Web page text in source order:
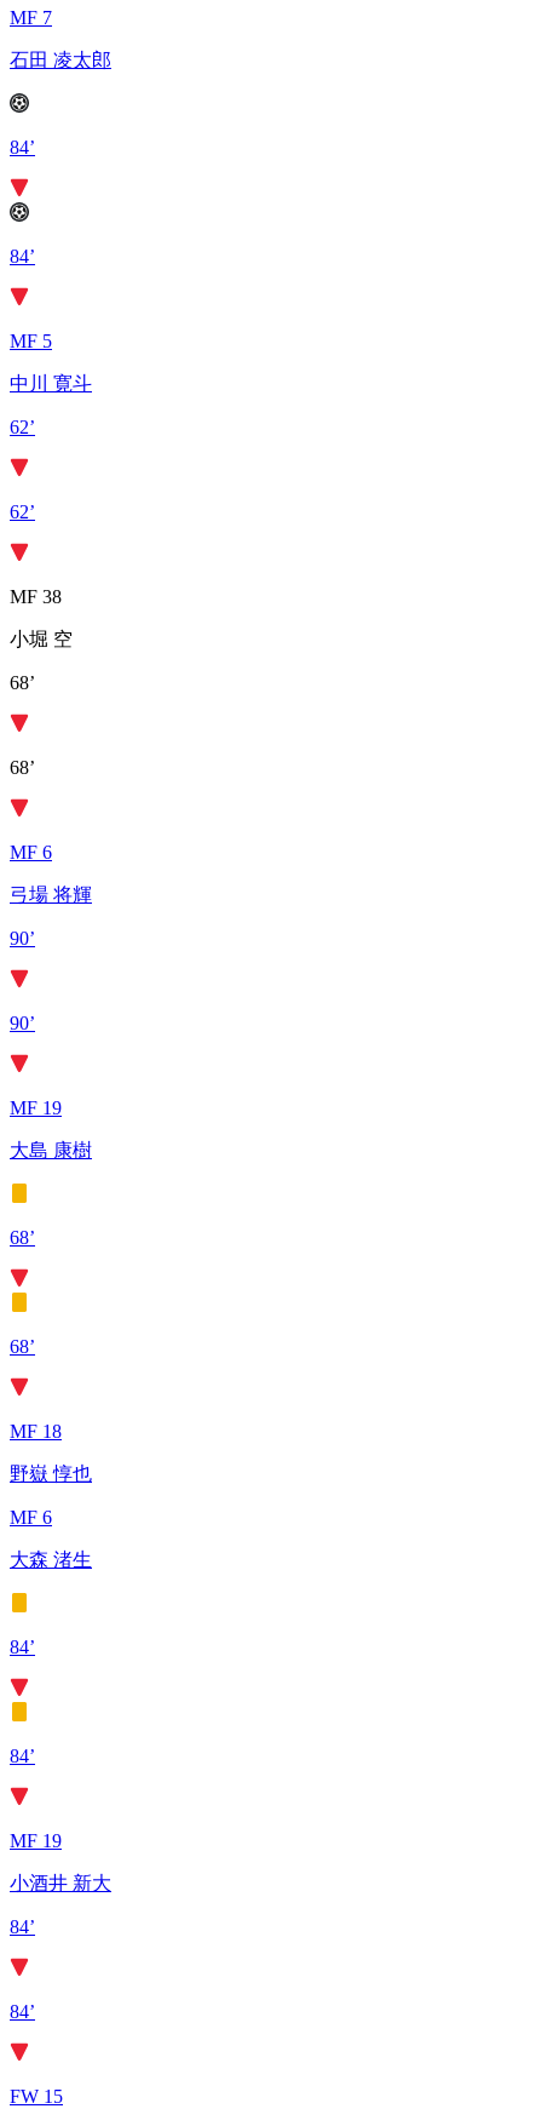
MF 7
石田 凌太郎
84’
84’
MF 5
中川 寛斗
62’
62’
MF 38
小堀 空
68’
68’
MF 6
弓場 将輝
90’
90’
MF 19
大島 康樹
68’
68’
MF 18
野嶽 惇也
MF 6
大森 渚生
84’
84’
MF 19
小酒井 新大
84’
84’
FW 15